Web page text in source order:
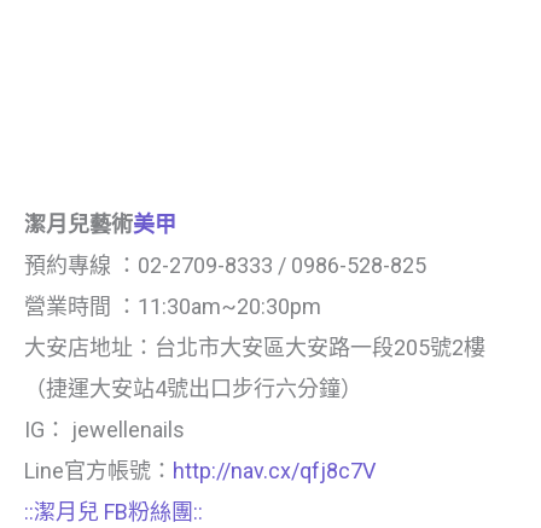
潔月兒藝術美甲
預約專線 ：02-2709-8333 / 0986-528-825
營業時間 ：11:30am~20:30pm
大安店地址：台北市大安區大安路一段205號2樓
（捷運大安站4號出口步行六分鐘）
IG： jewellenails
Line官方帳號： http://nav.cx/qfj8c7V
::潔月兒 FB粉絲團::